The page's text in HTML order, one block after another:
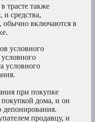
трасте также
и средства,
обычно включаются в
условного
условного
при покупке
покупкой дома, и он
депонирования.
продавцу, и